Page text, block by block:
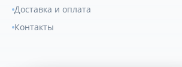
Доставка и оплата
Контакты